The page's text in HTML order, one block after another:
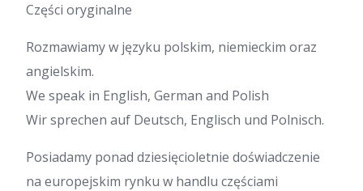
Części oryginalne
Rozmawiamy w języku polskim, niemieckim oraz
angielskim.
We speak in English, German and Polish
Wir sprechen auf Deutsch, Englisch und Polnisch.
Posiadamy ponad dziesięcioletnie doświadczenie
na europejskim rynku w handlu częściami